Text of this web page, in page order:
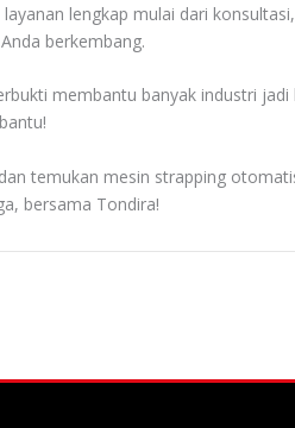
lengkap mulai dari
berkembang.
membantu banyak industri
temukan mesin strapping
bersama Tondira!